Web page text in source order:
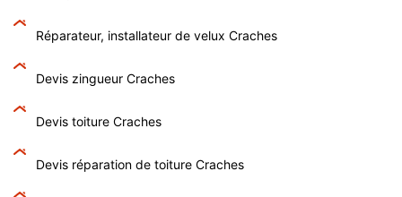
Réparateur, installateur de velux Craches
Devis zingueur Craches
Devis toiture Craches
Devis réparation de toiture Craches